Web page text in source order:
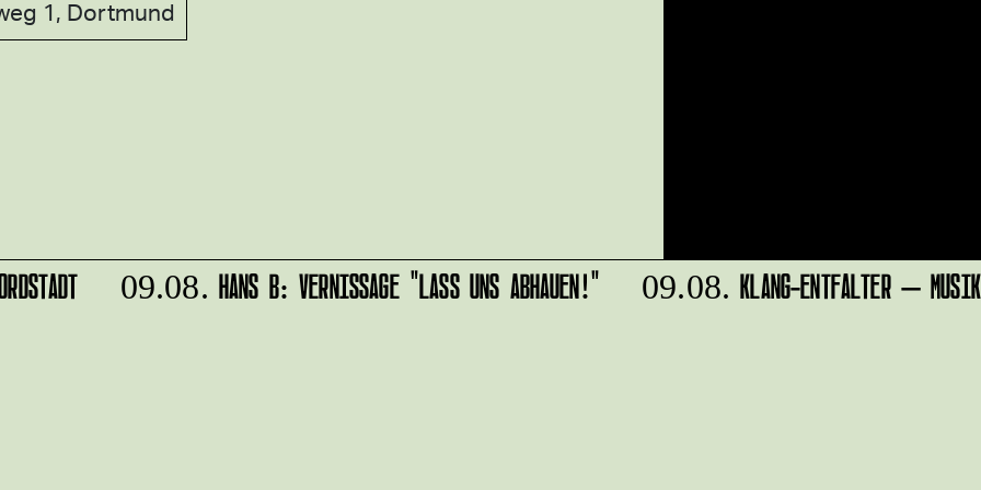
1, Dortmund
09.08.HANS B: VERNISSAGE "LASS UNS ABHAUEN!" 09.08.KLANG-ENTFALTER – MUSIK